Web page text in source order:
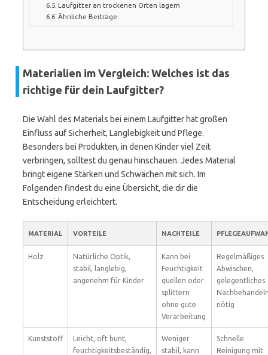
Laufgitter an trockenen Orten lagern
Ähnliche Beiträge:
Materialien im Vergleich: Welches ist das
richtige für dein Laufgitter?
Die Wahl des Materials bei einem Laufgitter hat großen
Einfluss auf Sicherheit, Langlebigkeit und Pflege.
Besonders bei Produkten, in denen Kinder viel Zeit
verbringen, solltest du genau hinschauen. Jedes Material
bringt eigene Stärken und Schwächen mit sich. Im
Folgenden findest du eine Übersicht, die dir die
Entscheidung erleichtert.
MATERIAL VORTEILE NACHTEILE
Holz
Natürliche Optik,
stabil, langlebig,
angenehm für Kinder
Kann bei
Feuchtigkeit
quellen oder
splittern
ohne gute
Verarbeitung
Regelmäßiges
Abwischen,
gelegentliches
nötig
Kunststoff
Leicht, oft bunt,
feuchtigkeitsbeständig,
Weniger
stabil, kann
Schnelle
Reinigung mit